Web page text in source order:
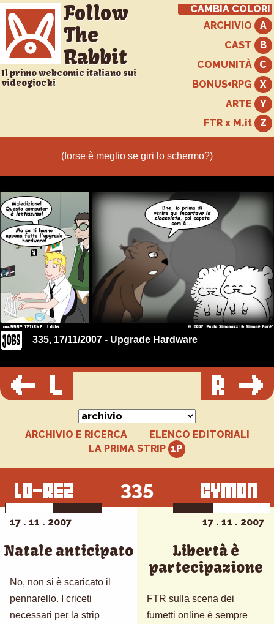
Follow
The
Rabbit
Il primo webcomic italiano sui
videogiochi
CAMBIA COLORI
ARCHIVIO
CAST
COMUNITÀ
BONUS+RPG
ARTE
FTR x M.it
335, 17/11/2007 - Upgrade Hardware
ARCHIVIO E RICERCA
ELENCO EDITORIALI
LA PRIMA STRIP
335
17 . 11 . 2007
Natale anticipato
No, non si è scaricato il
pennarello. I criceti
necessari per la strip
17 . 11 . 2007
Libertà è
partecipazione
FTR sulla scena dei
fumetti online è sempre